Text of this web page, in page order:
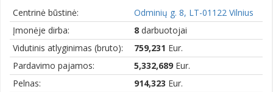
Centrinė būstinė:
Odminių g. 8, LT-01122 Vilnius
Įmonėje dirba:
8 darbuotojai
Vidutinis atlyginimas (bruto):
759,231 Eur.
Pardavimo pajamos:
5,332,689 Eur.
Pelnas:
914,323 Eur.